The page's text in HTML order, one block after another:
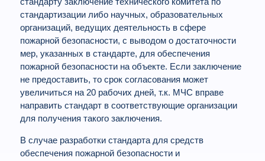
стандартизации либо научных, образовательных
организаций, ведущих деятельность в сфере
пожарной безопасности, с выводом о достаточности
мер, указанных в стандарте, для обеспечения
пожарной безопасности на объекте. Если заключение
не предоставить, то срок согласования может
увеличиться на 20 рабочих дней, т.к. МЧС вправе
направить стандарт в соответствующие организации
для получения такого заключения.
В случае разработки стандарта для средств
обеспечения пожарной безопасности и